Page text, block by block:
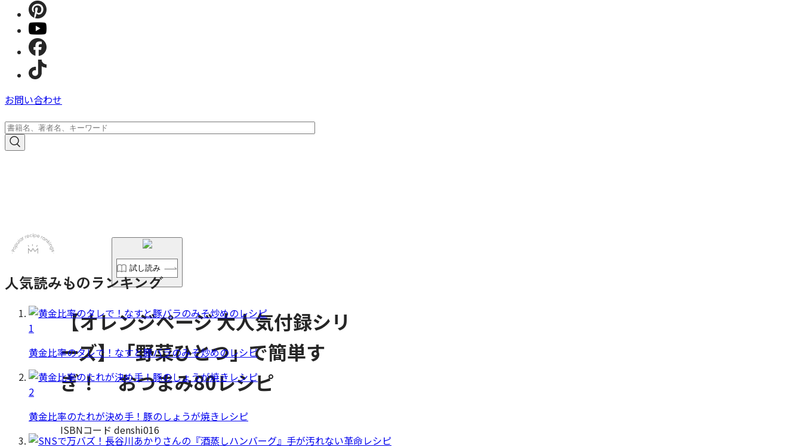
お問い合わせ
試し読み
【オレンジページ 大人気付録シリ
ーズ】「野菜ひとつ」で簡単す
ぎ！ おつまみ80レシピ
ISBNコード denshi016
人気読みものランキング
1
黄金比率のタレで！なすと豚バラのみそ炒めのレシピ
2
黄金比率のたれが決め手！豚のしょうが焼きレシピ